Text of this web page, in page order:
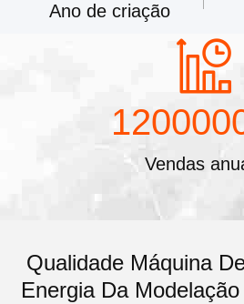
Ano de criação
Vendas
Qualidade Máquina
Energia Da